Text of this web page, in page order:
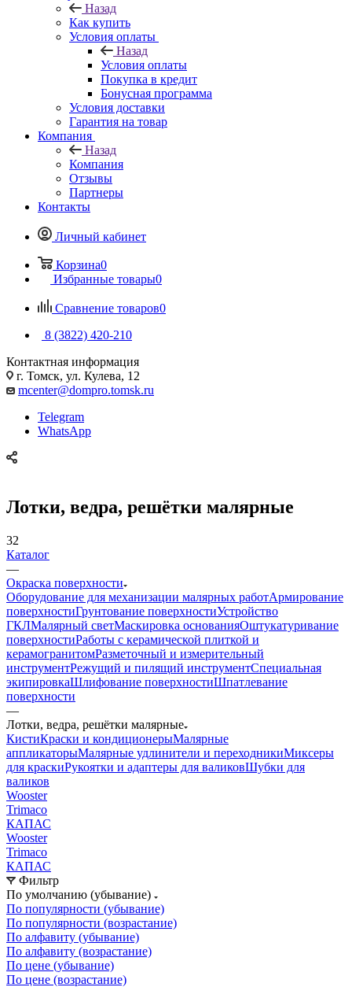
Назад
Как купить
Условия оплаты
Назад
Условия оплаты
Покупка в кредит
Бонусная программа
Условия доставки
Гарантия на товар
Компания
Назад
Компания
Отзывы
Партнеры
Контакты
Личный кабинет
Корзина0
Избранные товары0
Сравнение товаров0
8 (3822) 420-210
Контактная информация
г. Томск, ул. Кулева, 12
mcenter@dompro.tomsk.ru
Telegram
WhatsApp
Лотки, ведра, решётки малярные
32
Каталог
—
Окраска поверхности
Оборудование для механизации малярных работАрмирование
поверхностиГрунтование поверхностиУстройство
ГКЛМалярный светМаскировка основанияОштукатуривание
поверхностиРаботы с керамической плиткой и
керамогранитомРазметочный и измерительный
инструментРежущий и пилящий инструментСпециальная
экипировкаШлифование поверхностиШпатлевание
поверхности
—
Лотки, ведра, решётки малярные
КистиКраски и кондиционерыМалярные
аппликаторыМалярные удлинители и переходникиМиксеры
для краскиРукоятки и адаптеры для валиковШубки для
валиков
Wooster
Trimaco
КАПАС
Wooster
Trimaco
КАПАС
Фильтр
По умолчанию (убывание)
По популярности (убывание)
По популярности (возрастание)
По алфавиту (убывание)
По алфавиту (возрастание)
По цене (убывание)
По цене (возрастание)